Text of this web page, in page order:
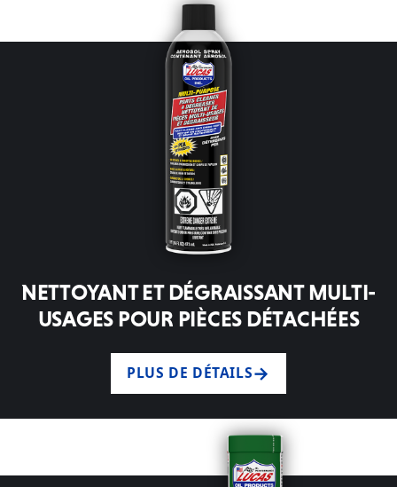
NETTOYANT ET DÉGRAISSANT MULTI-
USAGES POUR PIÈCES DÉTACHÉES
PLUS DE DÉTAILS